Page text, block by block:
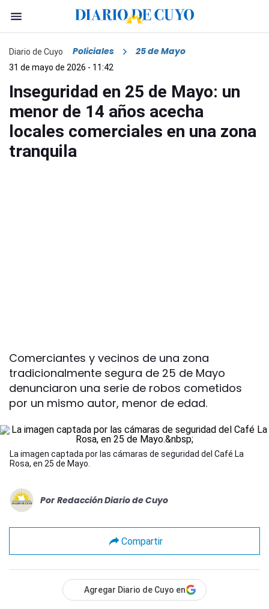
Diario de Cuyo Policiales 25 de Mayo
31 de mayo de 2026 - 11:42
Inseguridad en 25 de Mayo: un
menor de 14 años acecha
locales comerciales en una zona
tranquila
Comerciantes y vecinos de una zona
tradicionalmente segura de 25 de Mayo
denunciaron una serie de robos cometidos
por un mismo autor, menor de edad.
La imagen captada por las cámaras de seguridad del Café La
Rosa, en 25 de Mayo.
Por Redacción Diario de Cuyo
Compartir
Agregar Diario de Cuyo en